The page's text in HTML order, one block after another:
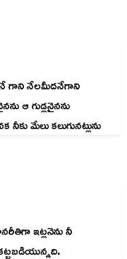
గాని నేలమీదనేగాని
ఆ గుడ్లనైనను
మేలు కలుగునట్లును
ఇట్లనెను నీ